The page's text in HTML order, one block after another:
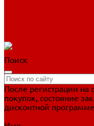
Поиск
После регистрации на
покупок, состояние
дисконтной программе